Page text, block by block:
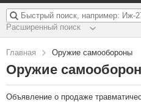
Расширенный поиск
Главная Оружие самообороны
Оружие
Объявление о продаже